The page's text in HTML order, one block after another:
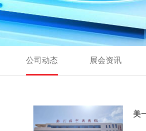
公司动态 展会资讯
美